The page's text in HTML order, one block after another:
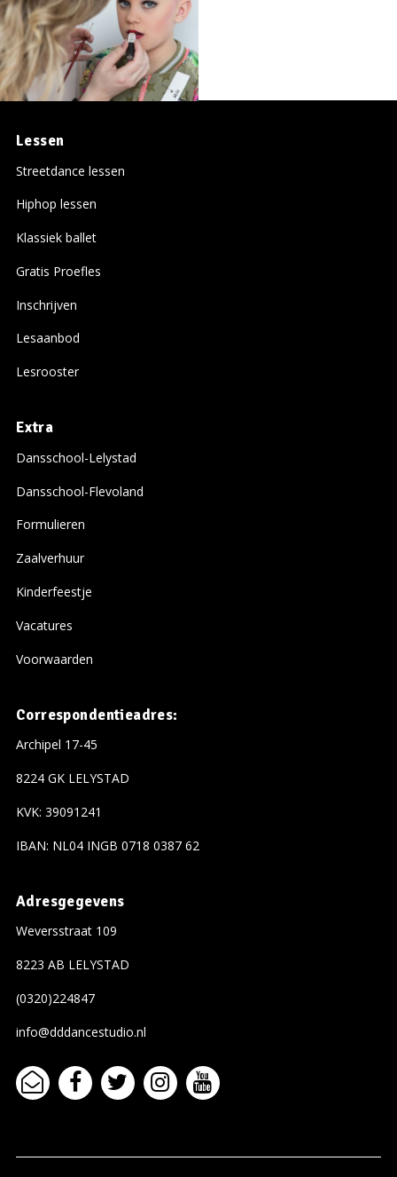
Lessen
Streetdance lessen
Hiphop lessen
Klassiek ballet
Gratis Proefles
Inschrijven
Lesaanbod
Lesrooster
Extra
Dansschool-Lelystad
Dansschool-Flevoland
Formulieren
Zaalverhuur
Kinderfeestje
Vacatures
Voorwaarden
Correspondentieadres:
Archipel 17-45
8224 GK LELYSTAD
KVK: 39091241
IBAN: NL04 INGB 0718 0387 62
Adresgegevens
Weversstraat 109
8223 AB LELYSTAD
(0320)224847
info@dddancestudio.nl